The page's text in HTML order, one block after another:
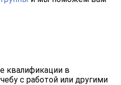
квалификации в
с работой или другими